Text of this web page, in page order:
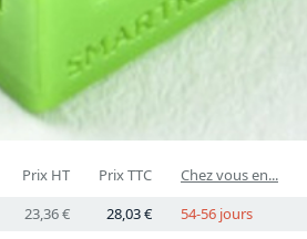
Prix HT Prix TTC Chez vous en...
23,36 € 28,03 € 54-56 jours